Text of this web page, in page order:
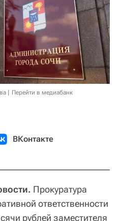
Перейти в медиабанк
ВКонтакте
Прокуратура
ответственности
рублей заместителя